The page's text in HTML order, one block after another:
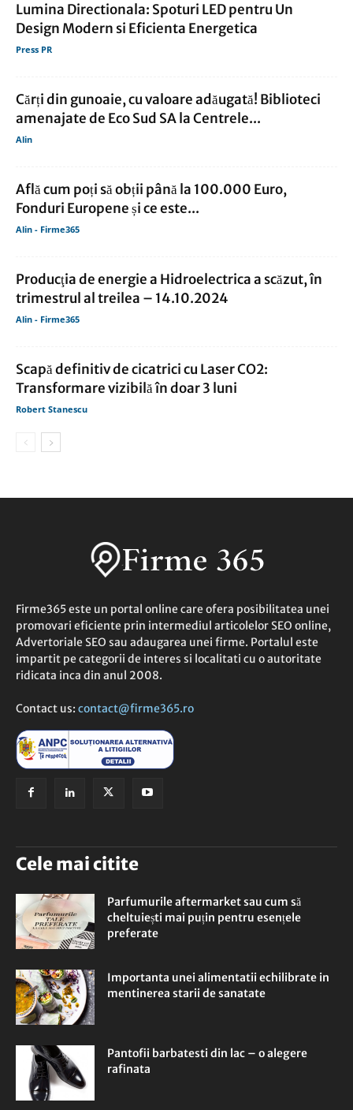
Lumina Directionala: Spoturi LED pentru Un
Design Modern si Eficienta Energetica
Press PR
Cărți din gunoaie, cu valoare adăugată! Biblioteci
amenajate de Eco Sud SA la Centrele...
Alin
Află cum poți să obții până la 100.000 Euro,
Fonduri Europene și ce este...
Alin - Firme365
Producţia de energie a Hidroelectrica a scăzut, în
trimestrul al treilea – 14.10.2024
Alin - Firme365
Scapă definitiv de cicatrici cu Laser CO2:
Transformare vizibilă în doar 3 luni
Robert Stanescu
Firme365 este un portal online care ofera posibilitatea unei
promovari eficiente prin intermediul articolelor SEO online,
Advertoriale SEO sau adaugarea unei firme. Portalul este
impartit pe categorii de interes si localitati cu o autoritate
ridicata inca din anul 2008.
Contact us: contact@firme365.ro
Cele mai citite
Parfumurile aftermarket sau cum să
cheltuiești mai puțin pentru esențele
preferate
Importanta unei alimentatii echilibrate in
mentinerea starii de sanatate
Pantofii barbatesti din lac – o alegere
rafinata